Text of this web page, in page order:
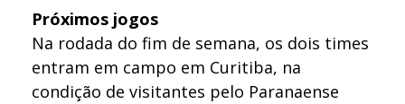
Próximos jogos
Na rodada do fim de semana, os dois times
entram em campo em Curitiba, na
condição de visitantes pelo Paranaense